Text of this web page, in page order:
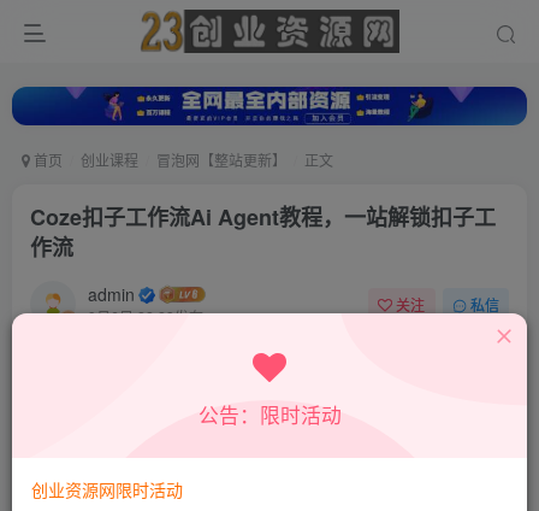
首页 创业课程 冒泡网【整站更新】 正文
Coze扣子工作流Ai Agent教程，一站解锁扣子工
作流
admin
9月6日 22:23发布
关注 私信
Coze扣子工作流Ai Agent教程，一站解锁扣子工作流
公告：限时活动
创业资源网限时活动